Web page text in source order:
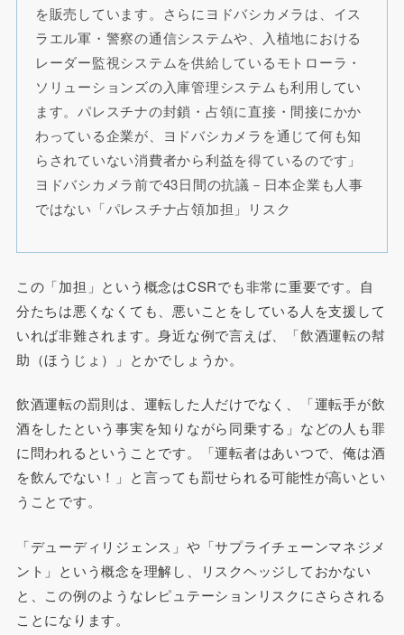
を販売しています。さらにヨドバシカメラは、イス
ラエル軍・警察の通信システムや、入植地における
レーダー監視システムを供給しているモトローラ・
ソリューションズの入庫管理システムも利用してい
ます。パレスチナの封鎖・占領に直接・間接にかか
わっている企業が、ヨドバシカメラを通じて何も知
らされていない消費者から利益を得ているのです」
ヨドバシカメラ前で43日間の抗議－日本企業も人事
ではない「パレスチナ占領加担」リスク
この「加担」という概念はCSRでも非常に重要です。自
分たちは悪くなくても、悪いことをしている人を支援して
いれば非難されます。身近な例で言えば、「飲酒運転の幇
助（ほうじょ）」とかでしょうか。
飲酒運転の罰則は、運転した人だけでなく、「運転手が飲
酒をしたという事実を知りながら同乗する」などの人も罪
に問われるということです。「運転者はあいつで、俺は酒
を飲んでない！」と言っても罰せられる可能性が高いとい
うことです。
「デューディリジェンス」や「サプライチェーンマネジメ
ント」という概念を理解し、リスクヘッジしておかない
と、この例のようなレピュテーションリスクにさらされる
ことになります。